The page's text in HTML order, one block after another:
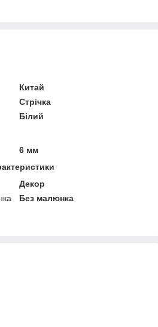
Китай
Стрічка
Білий
6 мм
Декор
Без малюнка